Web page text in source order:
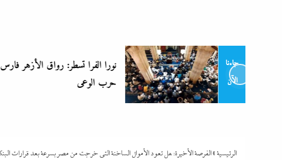
جاءنا
الآن
نورا الفرا تسطر: رواق الأزهر فارس في
حرب الوعى
الرئيسية»الفرصة الأخيرة: هل تعود الأموال الساخنة التى خرجت من مصر بسرعة بعد قرارات